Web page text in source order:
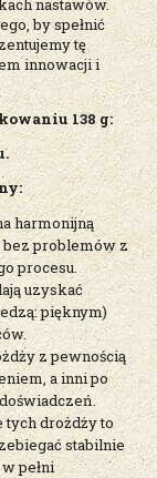
nastawów.
by spełnić
tę
innowacji i
138 g:
harmonijną
bez problemów z
procesu.
uzyskać
pięknym)
z pewnością
a inni po
tych drożdży to
stabilnie
pełni